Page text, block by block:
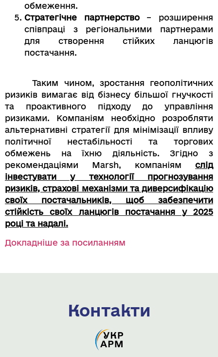
обмеження.
Стратегічне партнерство– розширення
співпраці з регіональними партнерами
для створення стійких ланцюгів
постачання.
Таким чином, зростання геополітичних
ризиків вимагає від бізнесу більшої гнучкості
та проактивного підходу до управління
ризиками. Компаніям необхідно розробляти
альтернативні стратегії для мінімізації впливу
політичної нестабільності та торгових
обмежень на їхню діяльність. Згідно з
рекомендаціями Marsh, компаніям слід
інвестувати у технології прогнозування
ризиків, страхові механізми та диверсифікацію
своїх постачальників, щоб забезпечити
стійкість своїх ланцюгів постачання у 2025
році та надалі.
Докладніше за посиланням
Контакти